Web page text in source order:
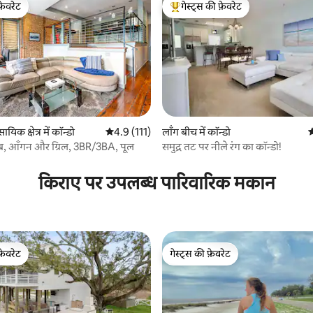
क्षेत्र में कॉन्डो औसत रेटिंग 5 में से 4.9, 111 समीक्षाएँ
4.9 (111)
आँगन और ग्रिल, 3BR/3BA, पूल
गेस्ट्स का टॉप फ़ेवरेट
गेस्ट्स की फ़ेवरेट
लॉंग बीच में कॉन्डो
समुद्र तट पर नीले रंग का कॉन्डो!
किराए पर उपलब्ध पारिवारिक मकान
गेस्ट्स की फ़ेवरेट
गेस्ट्स की फ़ेवरेट